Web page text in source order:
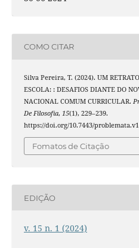
COMO CITAR
Silva Pereira, T. (2024). UM
ESCOLA: : DESAFIOS DIANTE DO
NACIONAL COMUM CURRICULAR.
De Filosofia, 15(1), 229–239.
https://doi.org/10.7443/
Fomatos de Citação
EDIÇÃO
v. 15 n. 1 (2024)